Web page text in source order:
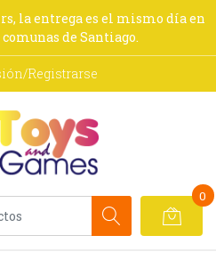
la entrega es el mismo día en
de Santiago.
Registrarse
0